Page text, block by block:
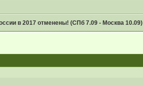
в 2017 отменены! (СПб 7.09 - Москва 10.09)